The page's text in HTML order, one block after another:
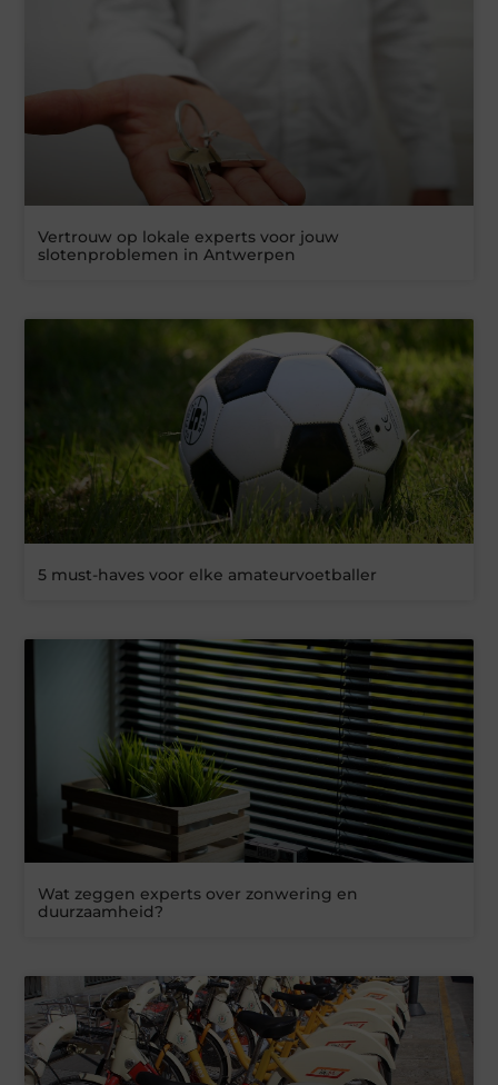
Vertrouw op lokale experts voor jouw
slotenproblemen in Antwerpen
5 must-haves voor elke amateurvoetballer
Wat zeggen experts over zonwering en
duurzaamheid?